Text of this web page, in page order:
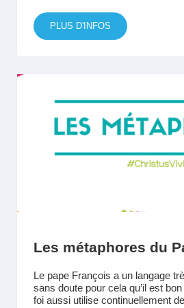
PLUS D'INFOS
Les métaphores du
Le pape François a un langage
sans doute pour cela qu’il est
foi aussi utilise continuellement